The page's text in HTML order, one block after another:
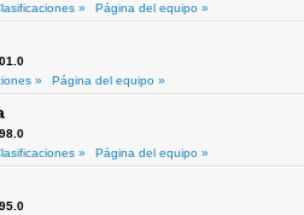
»
Página del equipo »
»
Página del equipo »
»
Página del equipo »